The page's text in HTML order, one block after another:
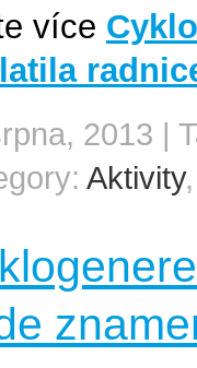
více
2013 |
Aktivity